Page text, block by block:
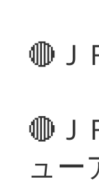
🔴Ｊ
🔴Ｊ
ュー